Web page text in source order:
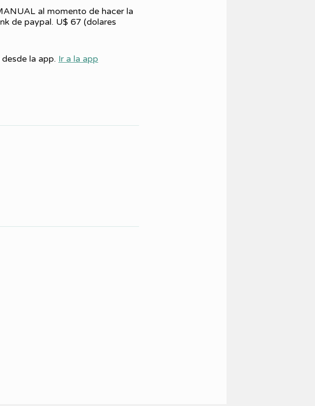
al momento de hacer la
de paypal. U$ 67 (dolares
la app. Ir a la app